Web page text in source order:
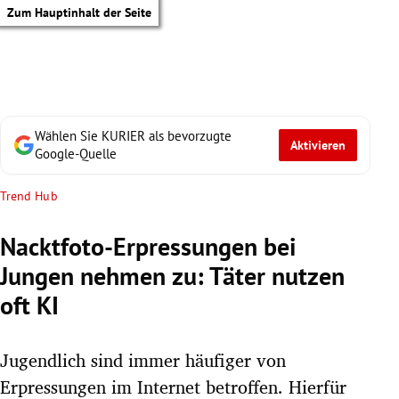
Zum Hauptinhalt der Seite
Untermenü
Wählen Sie KURIER als bevorzugte
Google-Quelle
Aktivieren
Trend Hub
Nacktfoto-Erpressungen bei
Jungen nehmen zu: Täter nutzen
oft KI
Jugendlich sind immer häufiger von
Erpressungen im Internet betroffen. Hierfür